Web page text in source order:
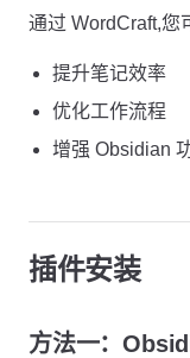
通过 WordCraft,您
提升笔记效率
优化工作流程
增强 Obsidian
插件安装
方法一：